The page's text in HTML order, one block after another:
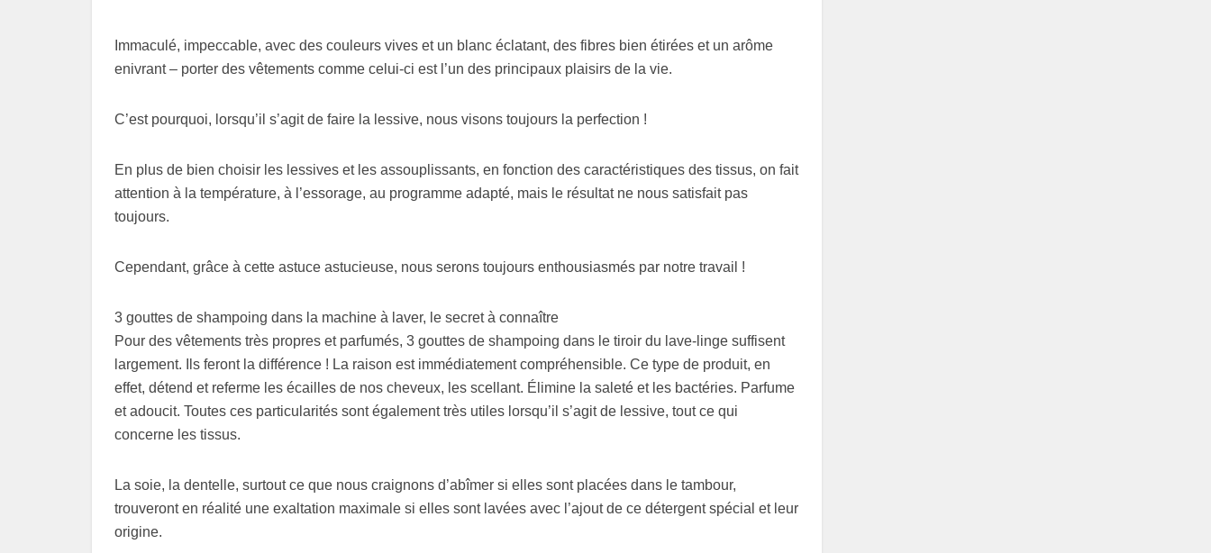
Immaculé, impeccable, avec des couleurs vives et un blanc éclatant, des fibres bien étirées et un arôme
enivrant – porter des vêtements comme celui-ci est l’un des principaux plaisirs de la vie.
C’est pourquoi, lorsqu’il s’agit de faire la lessive, nous visons toujours la perfection !
En plus de bien choisir les lessives et les assouplissants, en fonction des caractéristiques des tissus, on fait
attention à la température, à l’essorage, au programme adapté, mais le résultat ne nous satisfait pas
toujours.
Cependant, grâce à cette astuce astucieuse, nous serons toujours enthousiasmés par notre travail !
3 gouttes de shampoing dans la machine à laver, le secret à connaître
Pour des vêtements très propres et parfumés, 3 gouttes de shampoing dans le tiroir du lave-linge suffisent
largement. Ils feront la différence ! La raison est immédiatement compréhensible. Ce type de produit, en
effet, détend et referme les écailles de nos cheveux, les scellant. Élimine la saleté et les bactéries. Parfume
et adoucit. Toutes ces particularités sont également très utiles lorsqu’il s’agit de lessive, tout ce qui
concerne les tissus.
La soie, la dentelle, surtout ce que nous craignons d’abîmer si elles sont placées dans le tambour,
trouveront en réalité une exaltation maximale si elles sont lavées avec l’ajout de ce détergent spécial et leur
origine.